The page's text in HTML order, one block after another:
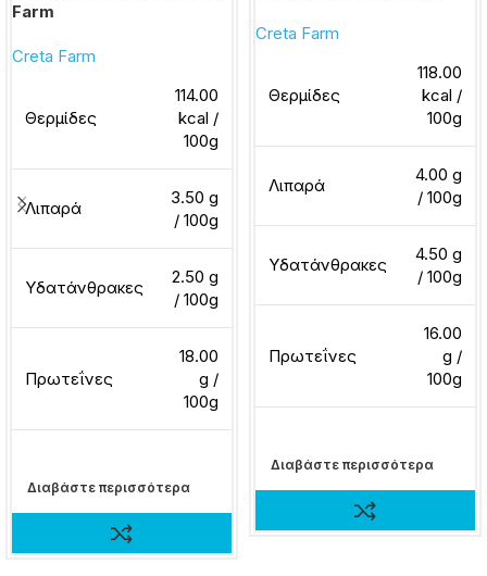
Farm
Creta Farm
Θερμίδες
114.00
kcal /
100g
Λιπαρά
3.50 g
/ 100g
Υδατάνθρακες
2.50 g
/ 100g
Πρωτεΐνες
18.00
g /
100g
Διαβάστε περισσότερα
Creta Farm
Θερμίδες
118.00
kcal /
100g
Λιπαρά
4.00 g
/ 100g
Υδατάνθρακες
4.50 g
/ 100g
Πρωτεΐνες
16.00
g /
100g
Διαβάστε περισσότερα